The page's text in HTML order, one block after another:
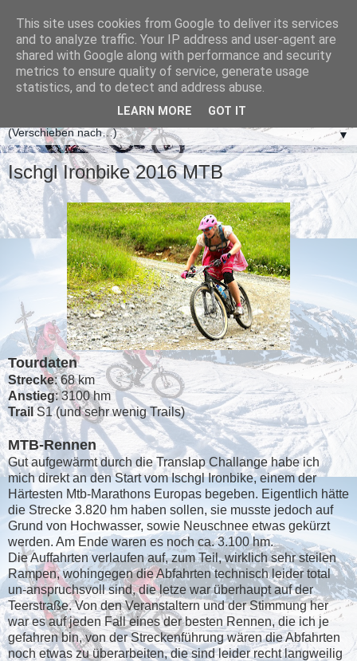
▼
Ischgl Ironbike 2016 MTB
Tourdaten
Strecke: 68 km
Anstieg: 3100 hm
TrailS1 (und sehr wenig Trails)
MTB-Rennen
Gut aufgewärmt durch die Translap Challange habe ich
mich direkt an den Start vom Ischgl Ironbike, einem der
Härtesten Mtb-Marathons Europas begeben. Eigentlich hätte
die Strecke 3.820 hm haben sollen, sie musste jedoch auf
Grund von Hochwasser, sowie Neuschnee etwas gekürzt
werden. Am Ende waren es noch ca. 3.100 hm.
Die Auffahrten verlaufen auf, zum Teil, wirklich sehr steilen
Rampen, wohingegen die Abfahrten technisch leider total
un-anspruchsvoll sind, die letze war überhaupt auf der
Teerstraße. Von den Veranstaltern und der Stimmung her
war es auf jeden Fall eines der besten Rennen, die ich je
gefahren bin, von der Streckenführung wären die Abfahrten
noch etwas zu überarbeiten, die sind leider recht langweilig
This site uses cookies from Google to deliver its services
and to analyze traffic. Your IP address and user-agent are
shared with Google along with performance and security
metrics to ensure quality of service, generate usage
statistics, and to detect and address abuse.
LEARN MORE GOT IT